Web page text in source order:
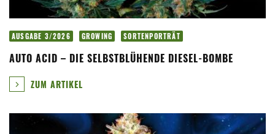
AUSGABE 3/2026 GROWING SORTENPORTRÄT
AUTO ACID – DIE SELBSTBLÜHENDE DIESEL-BOMBE
ZUM ARTIKEL